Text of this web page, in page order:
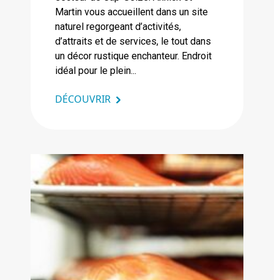
Martin vous accueillent dans un site
naturel regorgeant d’activités,
d’attraits et de services, le tout dans
un décor rustique enchanteur. Endroit
idéal pour le plein...
DÉCOUVRIR